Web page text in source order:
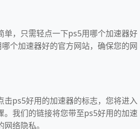
单，只需轻点一下ps5用哪个加速器好
个加速器好的官方网站，确保您的网
击ps5好用的加速器的标志，您将进入
。我们的链接将您带至ps5好用的加速
络隐私。